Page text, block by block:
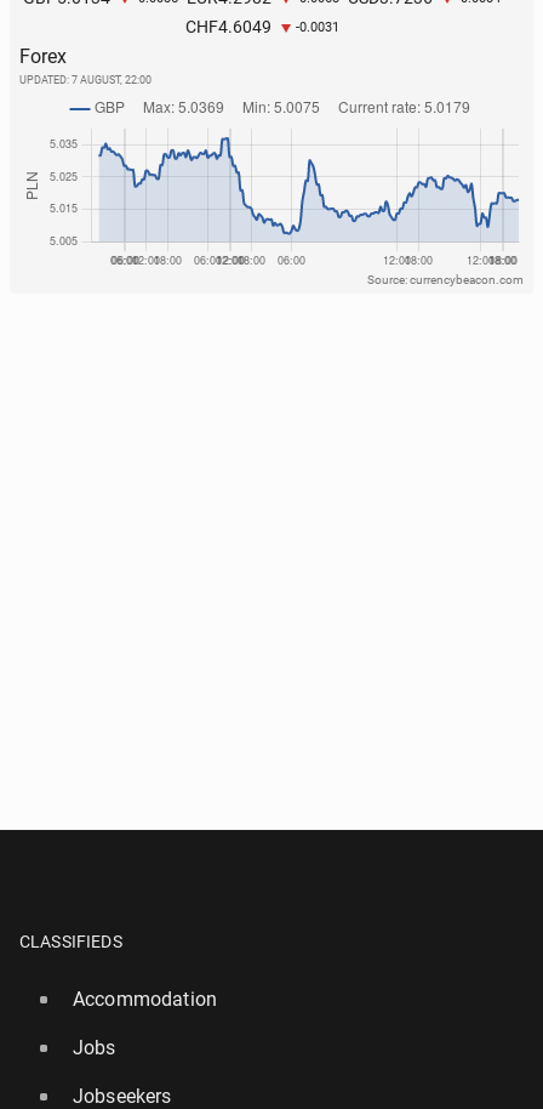
CHF4.6049 -0.0031
Forex
UPDATED: 7 AUGUST, 22:00
Source: currencybeacon.com
CLASSIFIEDS
Accommodation
Jobs
Jobseekers